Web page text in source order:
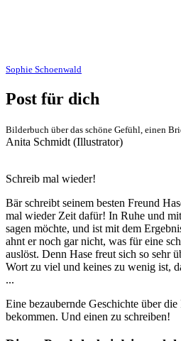
Sophie Schoenwald
Post für dich
Bilderbuch über das schöne Gefühl, einen
Anita Schmidt (Illustrator)
Schreib mal wieder!
Bär schreibt seinem besten Freund
mal wieder Zeit dafür! In Ruhe und
sagen möchte, und ist mit dem
ahnt er noch gar nicht, was für eine
auslöst. Denn Hase freut sich so sehr
Wort zu viel und keines zu wenig ist,
...
Eine bezaubernde Geschichte über
bekommen. Und einen zu schreiben!